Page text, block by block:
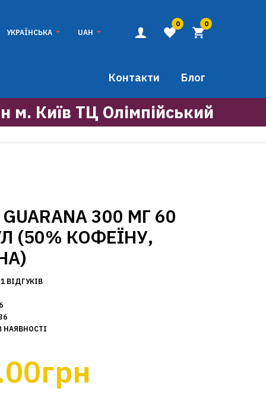
УКРАЇНСЬКА UAH
0 0
Блог
Контакти
м. Київ ТЦ Олімпійський
GUARANA 300 МГ 60
(50% КОФЕЇНУ,
1 ВІДГУКІВ
НАЯВНОСТІ